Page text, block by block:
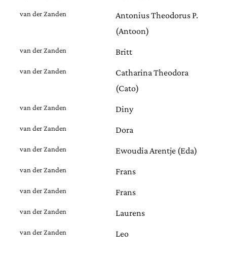
van der Zanden
Antonius Theodorus P.
(Antoon)
van der Zanden Britt
van der Zanden
Catharina Theodora
(Cato)
van der Zanden Diny
van der Zanden Dora
van der Zanden Ewoudia Arentje (Eda)
van der Zanden Frans
van der Zanden Frans
van der Zanden Laurens
van der Zanden Leo